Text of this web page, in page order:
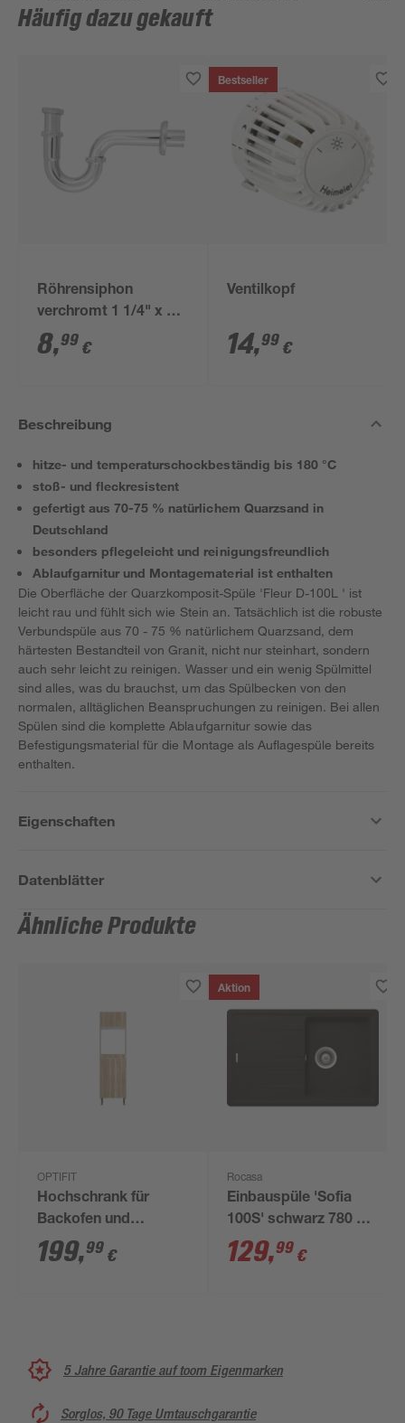
Häufig dazu gekauft
Röhrensiphon
verchromt 1 1/4" x 32
mm
8,99 €
Bestseller
Ventilkopf
14,99 €
Beschreibung
hitze- und temperaturschockbeständig bis 180 °C
stoß- und fleckresistent
gefertigt aus 70-75 % natürlichem Quarzsand in
Deutschland
besonders pflegeleicht und reinigungsfreundlich
Ablaufgarnitur und Montagematerial ist enthalten
Die Oberfläche der Quarzkomposit-Spüle 'Fleur D-100L ' ist
leicht rau und fühlt sich wie Stein an. Tatsächlich ist die robuste
Verbundspüle aus 70 - 75 % natürlichem Quarzsand, dem
härtesten Bestandteil von Granit, nicht nur steinhart, sondern
auch sehr leicht zu reinigen. Wasser und ein wenig Spülmittel
sind alles, was du brauchst, um das Spülbecken von den
normalen, alltäglichen Beanspruchungen zu reinigen. Bei allen
Spülen sind die komplette Ablaufgarnitur sowie das
Befestigungsmaterial für die Montage als Auflagespüle bereits
enthalten.
Eigenschaften
Datenblätter
Ähnliche Produkte
OPTIFIT
Hochschrank für
Backofen und
Kühlschrank
'Optikomfort Erik290'
199,99 €
Aktion
Rocasa
Einbauspüle 'Sofia
100S' schwarz 780 x
500 mm
129,99 €
5 Jahre Garantie auf toom Eigenmarken
Sorglos, 90 Tage Umtauschgarantie